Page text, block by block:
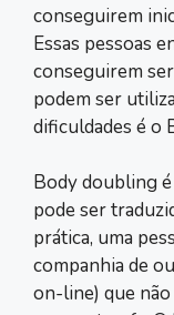
conseguirem
Essas pessoas
conseguirem
podem ser
dificuldades é o
Body doubling
pode ser
prática, uma
companhia de
on-line) que não